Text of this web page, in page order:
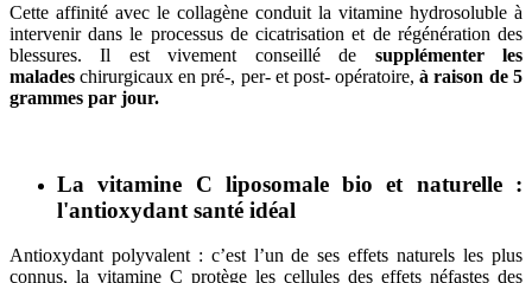
Cette affinité avec le collagène conduit la vitamine hydrosoluble à
intervenir dans le processus de cicatrisation et de régénération des
blessures. Il est vivement conseillé de supplémenter les
malades chirurgicaux en pré-, per- et post- opératoire, à raison de 5
grammes par jour.
La vitamine C liposomale bio et naturelle :
l'antioxydant santé idéal
Antioxydant polyvalent : c’est l’un de ses effets naturels les plus
connus, la vitamine C protège les cellules des effets néfastes des